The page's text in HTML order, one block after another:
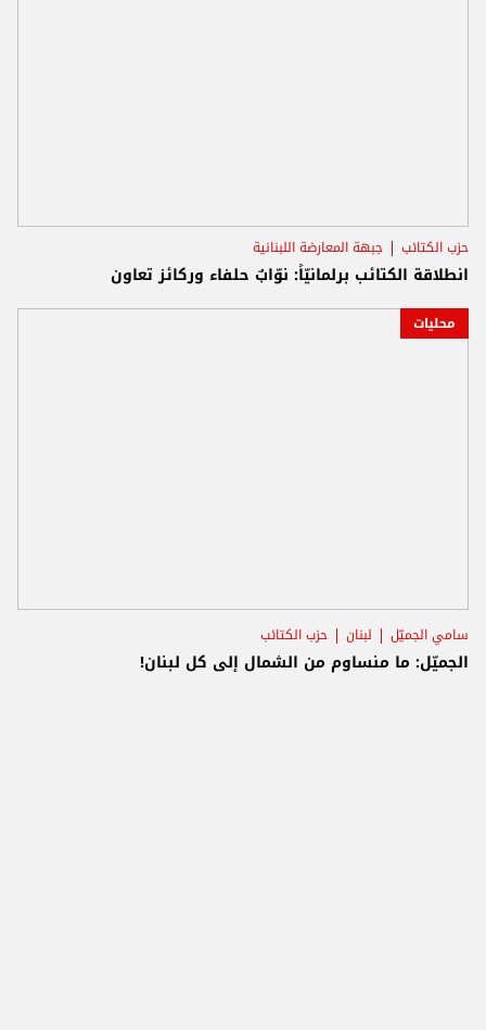
حزب الكتائب جبهة المعارضة اللبنانية
انطلاقة الكتائب برلمانيّاً: نوّابٌ حلفاء وركائز تعاون
محليات
سامي الجميّل لبنان حزب الكتائب
الجميّل: ما منساوم من الشمال إلى كل لبنان!